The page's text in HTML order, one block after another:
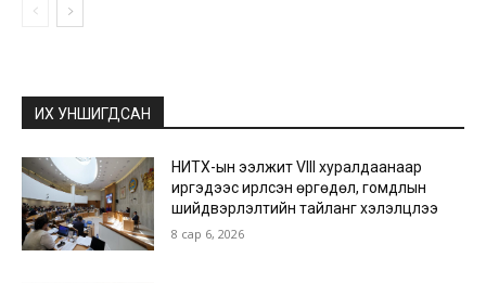
ИХ УНШИГДСАН
НИТХ-ын ээлжит VIII хуралдаанаар
иргэдээс ирүүлсэн өргөдөл, гомдлын
шийдвэрлэлтийн тайланг хэлэлцлээ
8 сар 6, 2026